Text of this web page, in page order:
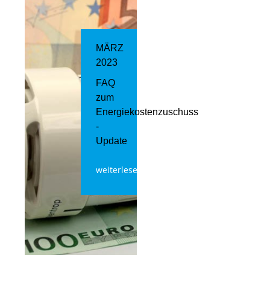
MÄRZ
2023
FAQ
zum
Energiekostenzuschuss
-
Update
weiterlesen